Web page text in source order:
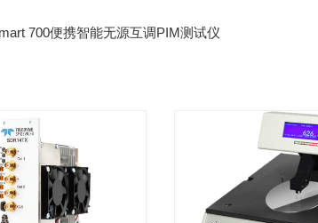
700便携智能无源互调PIM测试仪